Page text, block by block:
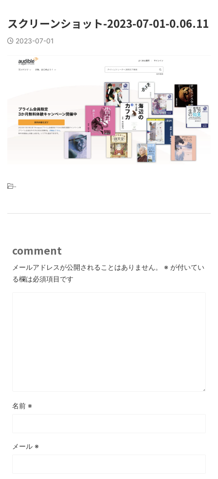
スクリーンショット-2023-07-01-0.06.11
2023-07-01
-
comment
メールアドレスが公開されることはありません。 ※ が付いてい
る欄は必須項目です
名前 ※
メール ※